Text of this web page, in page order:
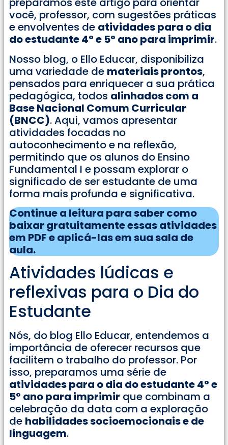
você, professor, com sugestões práticas
e envolventes de atividades para o dia
do estudante 4° e 5° ano para imprimir.
Nosso blog, o Ello Educar, disponibiliza
uma variedade de materiais prontos,
pensados para enriquecer a sua prática
pedagógica, todos alinhados com a
Base Nacional Comum Curricular
(BNCC). Aqui, vamos apresentar
atividades focadas no
autoconhecimento e na reflexão,
permitindo que os alunos do Ensino
Fundamental I e possam explorar o
significado de ser estudante de uma
forma mais profunda e significativa.
Continue a leitura para saber como
baixar gratuitamente essas atividades
em PDF e aplicá-las em sua sala de
aula.
Atividades lúdicas e
reflexivas para o Dia do
Estudante
Nós, do blog Ello Educar, entendemos a
importância de oferecer recursos que
facilitem o trabalho do professor. Por
isso, preparamos uma série de
atividades para o dia do estudante 4° e
5° ano para imprimir que combinam a
celebração da data com a exploração
de habilidades socioemocionais e de
linguagem.